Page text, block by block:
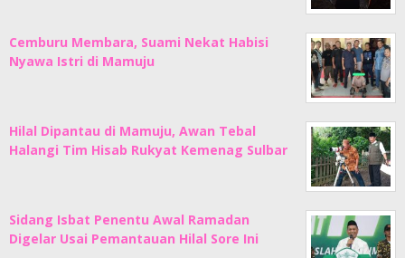
Cemburu Membara, Suami Nekat Habisi
Nyawa Istri di Mamuju
Hilal Dipantau di Mamuju, Awan Tebal
Halangi Tim Hisab Rukyat Kemenag Sulbar
Sidang Isbat Penentu Awal Ramadan
Digelar Usai Pemantauan Hilal Sore Ini